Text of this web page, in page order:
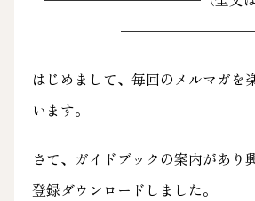
はじめまして、毎回のメルマガを
います。
さて、ガイドブックの案内があり
登録ダウンロードしました。